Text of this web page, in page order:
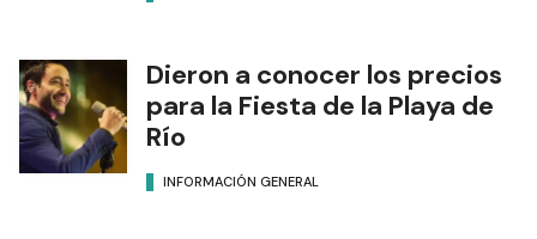
Dieron a conocer los precios
para la Fiesta de la Playa de
Río
INFORMACIÓN GENERAL